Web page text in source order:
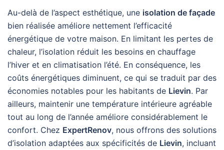
Au-delà de l’aspect esthétique, une isolation de façade
bien réalisée améliore nettement l’efficacité
énergétique de votre maison. En limitant les pertes de
chaleur, l’isolation réduit les besoins en chauffage
l’hiver et en climatisation l’été. En conséquence, les
coûts énergétiques diminuent, ce qui se traduit par des
économies notables pour les habitants de Lievin. Par
ailleurs, maintenir une température intérieure agréable
tout au long de l’année améliore considérablement le
confort. Chez ExpertRenov, nous offrons des solutions
d’isolation adaptées aux spécificités de Lievin, incluant